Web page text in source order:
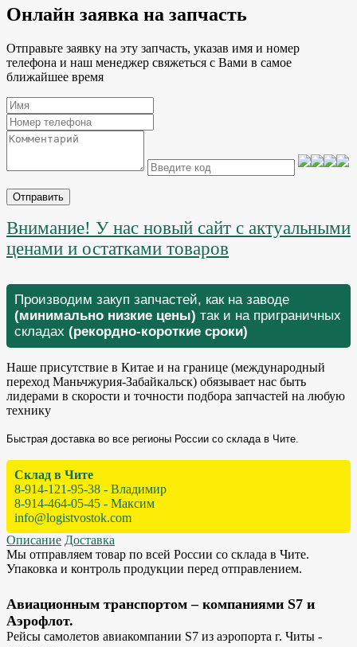
Онлайн заявка на запчасть
Отправьте заявку на эту запчасть, указав имя и номер
телефона и наш менеджер свяжеться с Вами в самое
ближайшее время
Отправить
Внимание! У нас новый сайт с актуальными
ценами и остатками товаров
Производим закуп запчастей, как на заводе
(минимально низкие цены) так и на приграничных
складах (рекордно-короткие сроки)
Наше присутствие в Китае и на границе (международный
переход Маньчжурия-Забайкальск) обязывает нас быть
лидерами в скорости и точности подбора запчастей на любую
технику
Быстрая доставка во все регионы России со склада в Чите.
Склад в Чите
8-914-121-95-38 - Владимир
8-914-464-05-45 - Максим
info@logistvostok.com
Описание Доставка
Мы отправляем товар по всей России со склада в Чите.
Упаковка и контроль продукции перед отправлением.
Авиационным транспортом – компаниями S7 и
Аэрофлот.
Рейсы самолетов авиакомпании S7 из аэропорта г. Читы -